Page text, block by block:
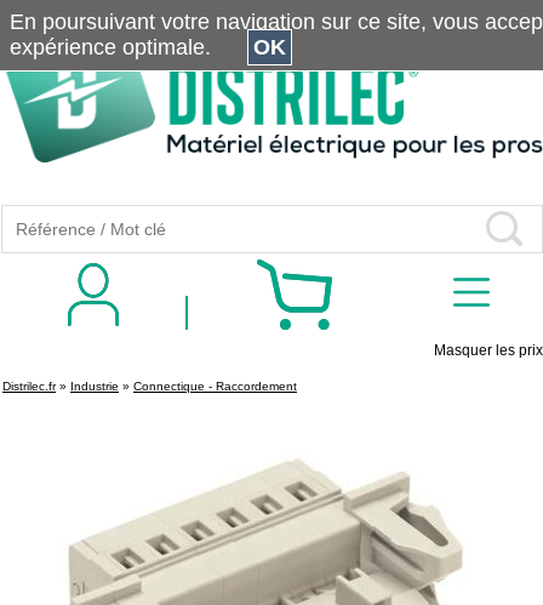
Masquer les prix
Distrilec.fr» Industrie » Connectique - Raccordement
En poursuivant votre navigation sur ce site, vous
expérience optimale.
OK